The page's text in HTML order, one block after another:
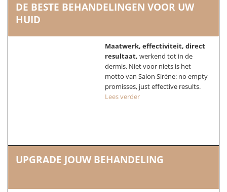
DE BESTE BEHANDELINGEN VOOR UW
HUID
Maatwerk, effectiviteit, direct
resultaat, werkend tot in de
dermis. Niet voor niets is het
motto van Salon Sirène: no empty
promisses, just effective results.
Lees verder
UPGRADE JOUW BEHANDELING